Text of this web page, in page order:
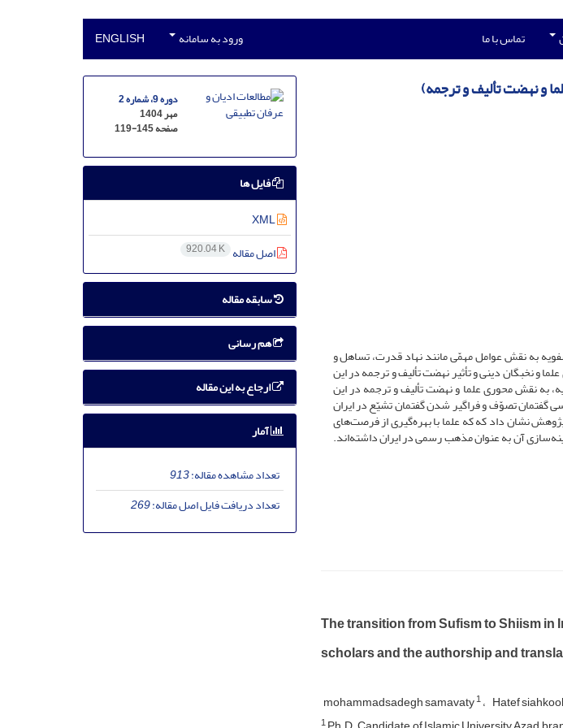
تماس با ما ورود به سامانه ENGLISH
و نهضت تألیف و ترجمه)
به نقش عوامل مهمّی مانند نهاد قدرت، تساهل و
و نخبگان دینی و تأثیر نهضت تألیف و ترجمه در این
به نقش محوری علما و نهضت تألیف و ترجمه در این
تصوّف و فراگیر شدن گفتمان تشیّع در ایران
نشان داد که که علما با بهره‌گیری از فرصت‌های
آن به عنوان مذهب رسمی در ایران داشته‌اند.
The transition from Sufism to Shiism in
scholars and the authorship and
mohammadsadegh samavaty1 Hatef
1
دوره 9، شماره 2
مهر 1404
صفحه119-145
فایل ها
XML
اصل مقاله 920.04 K
سابقه مقاله
هم رسانی
ارجاع به این مقاله
آمار
تعداد مشاهده مقاله:913
تعداد دریافت فایل اصل مقاله:269